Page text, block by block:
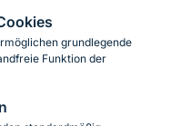
grundlegende
Funktion der